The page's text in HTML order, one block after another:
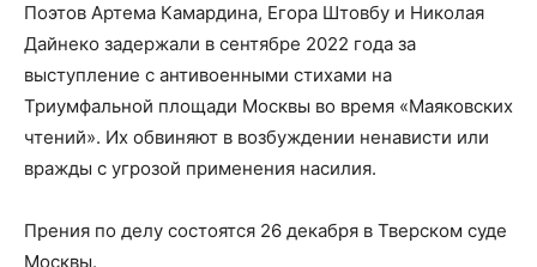
Поэтов Артема Камардина, Егора Штовбу и Николая
Дайнеко задержали в сентябре 2022 года за
выступление с антивоенными стихами на
Триумфальной площади Москвы во время «Маяковских
чтений». Их обвиняют в возбуждении ненависти или
вражды с угрозой применения насилия.
Прения по делу состоятся 26 декабря в Тверском суде
Москвы.